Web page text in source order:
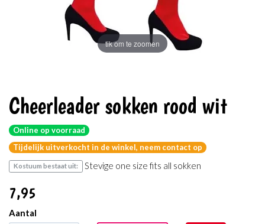
tik om te zoomen
Cheerleader sokken rood wit
Online op voorraad
Tijdelijk uitverkocht in de winkel, neem contact op
Kostuum bestaat uit: Stevige one size fits all sokken
7,95
Aantal